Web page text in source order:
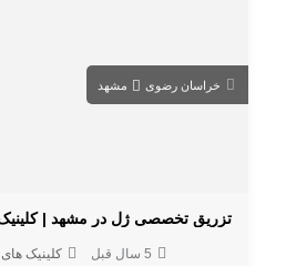
خراسان رضوی مشهد
تزریق تخصصی ژل در مشهد | کلینیک
5 سال قبل کلینیک